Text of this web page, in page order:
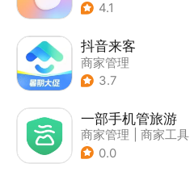
4.1
抖音来客
商家管理
3.7
一部手机管旅游
商家管理
商家工具
| 效率办公
0.0